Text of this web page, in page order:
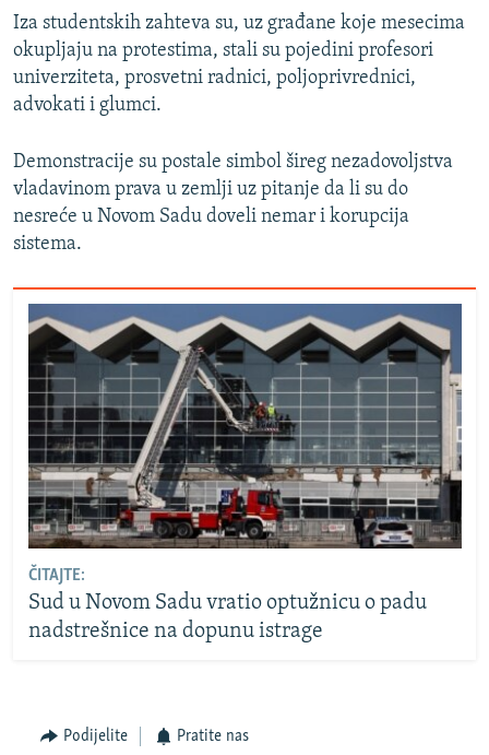
Iza studentskih zahteva su, uz građane koje mesecima
okupljaju na protestima, stali su pojedini profesori
univerziteta, prosvetni radnici, poljoprivrednici,
advokati i glumci.
Demonstracije su postale simbol šireg nezadovoljstva
vladavinom prava u zemlji uz pitanje da li su do
nesreće u Novom Sadu doveli nemar i korupcija
sistema.
ČITAJTE:
Sud u Novom Sadu vratio optužnicu o padu
nadstrešnice na dopunu istrage
Podijelite Pratite nas